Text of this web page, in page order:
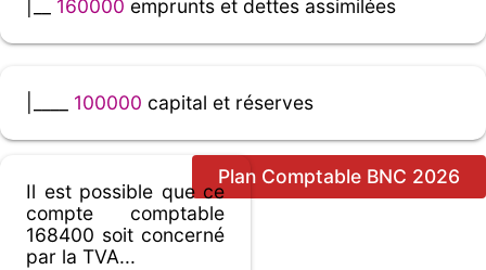
160000 emprunts et dettes assimilées
100000 capital et réserves
Plan Comptable BNC 2026
Il est possible que ce
compte comptable
168400 soit concerné
par la TVA...